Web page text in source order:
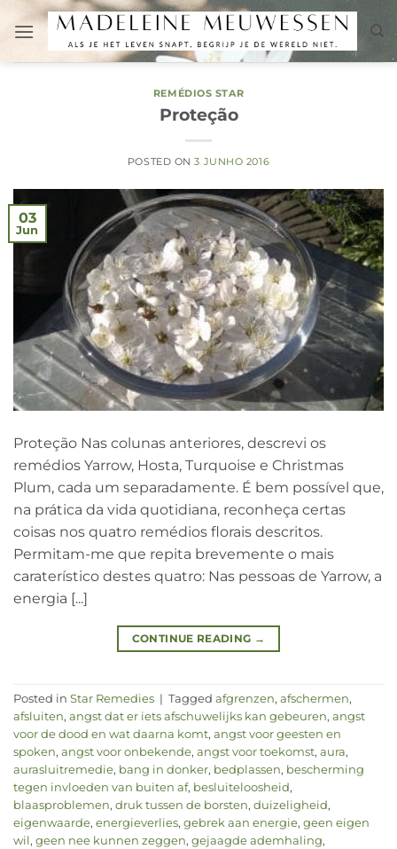
content
REMÉDIOS STAR
Proteção
POSTED ON3 JUNHO 2016
03
Jun
Proteção Nas colunas anteriores, descrevi os
remédios Yarrow, Hosta, Turquoise e Christmas
Plum, cada um separadamente. É bem possível que,
na prática da vida quotidiana, reconheça certas
coisas nos quatro remédios florais descritos.
Permitam-me que repita brevemente o mais
caraterístico destes quatro: Nas pessoas de Yarrow, a
energia [...]
CONTINUE READING →
Posted in Star Remedies | Tagged afgrenzen, afschermen,
afsluiten, angst dat er iets afschuwelijks kan gebeuren, angst
voor de dood en wat daarna komt, angst voor geesten en
spoken, angst voor onbekende, angst voor toekomst, aura,
aurasluitremedie, bang in donker, bedplassen, bescherming
tegen invloeden van buiten af, besluiteloosheid,
blaasproblemen, druk tussen de borsten, duizeligheid,
eigenwaarde, energieverlies, gebrek aan energie, geen eigen
wil, geen nee kunnen zeggen, gejaagde ademhaling,